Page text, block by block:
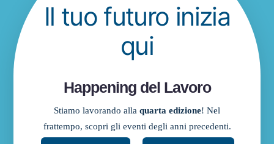
Contatti
Il tuo futuro inizia
qui
Happening del Lavoro
Stiamo lavorando alla quarta edizione! Nel
frattempo, scopri gli eventi degli anni precedenti.